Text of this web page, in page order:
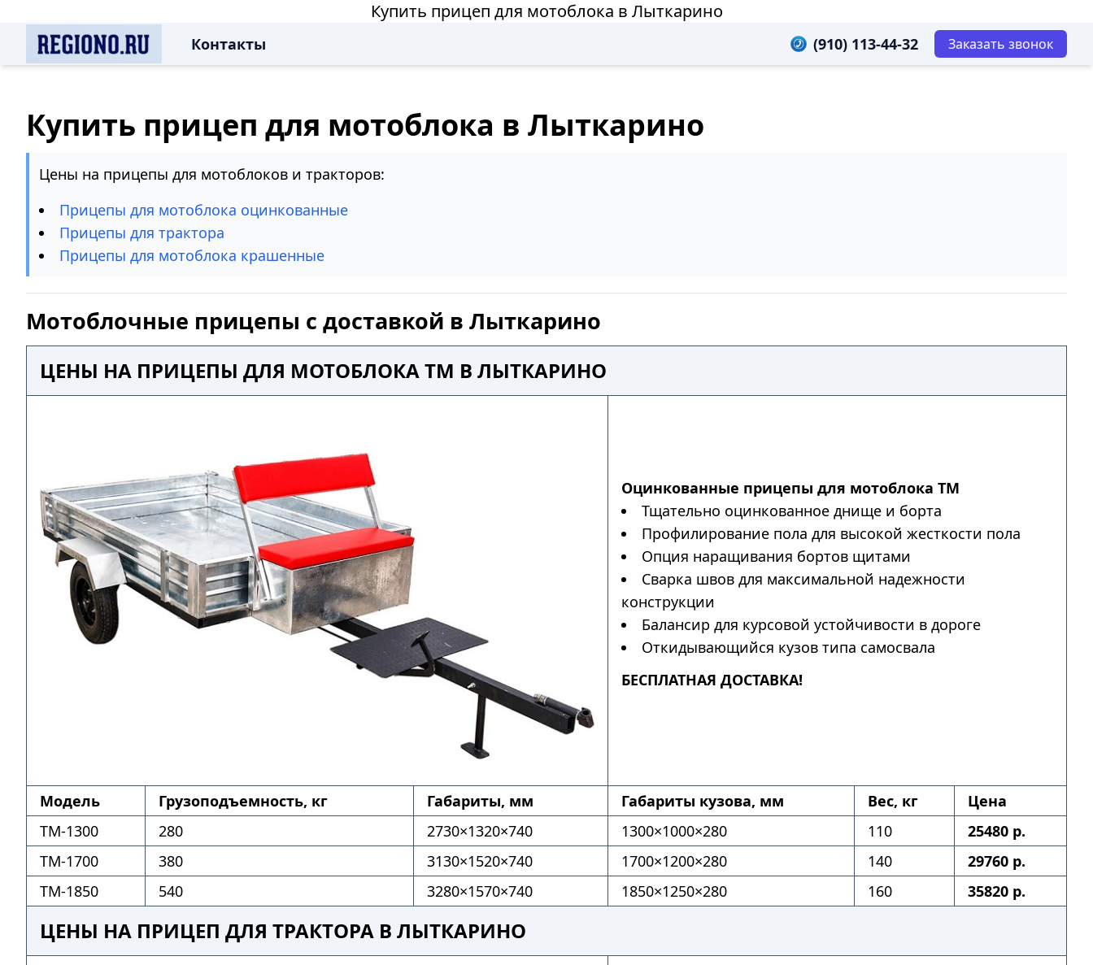
Купить прицеп для мотоблока в Лыткарино
Контакты (910) 113-44-32 Заказать звонок
Купить прицеп для мотоблока в Лыткарино
Цены на прицепы для мотоблоков и тракторов:
Прицепы для мотоблока оцинкованные
Прицепы для трактора
Прицепы для мотоблока крашенные
Мотоблочные прицепы с доставкой в Лыткарино
ЦЕНЫ НА ПРИЦЕПЫ ДЛЯ МОТОБЛОКА ТМ В ЛЫТКАРИНО
Оцинкованные прицепы для мотоблока ТМ
Тщательно оцинкованное днище и борта
Профилирование пола для высокой жесткости пола
Опция наращивания бортов щитами
Сварка швов для максимальной надежности
конструкции
Балансир для курсовой устойчивости в дороге
Откидывающийся кузов типа самосвала
БЕСПЛАТНАЯ ДОСТАВКА!
Модель Грузоподъемность, кг Габариты, мм Габариты кузова, мм Вес, кг
Цена
ТМ-1300
280 2730×1320×740 1300×1000×280 110
25480 р.
ТМ-1700
380 3130×1520×740 1700×1200×280 140
29760 р.
ТМ-1850
540 3280×1570×740 1850×1250×280 160 35820 р.
ЦЕНЫ НА ПРИЦЕП ДЛЯ ТРАКТОРА В ЛЫТКАРИНО